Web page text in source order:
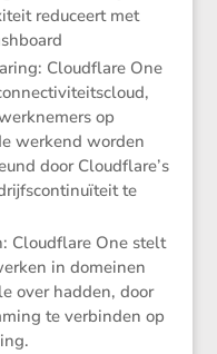
reduceert met
Cloud­flare One
op
werkend worden
door Cloudflare’s
te
Cloud­flare One stelt
in domeinen
over hadden, door
te verbinden op